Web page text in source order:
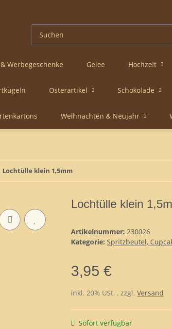
Werbegeschenke Gelee Hochzeit
Osterartikel Schokolade
Weihnachten & Neujahr
Lochtülle klein 1,5mm
Lochtülle klein
Artikelnummer: 230026
Kategorie: Spritzbeutel,
3,95 €
inkl. 20% USt. , zzgl. Versand
Sofort verfügbar